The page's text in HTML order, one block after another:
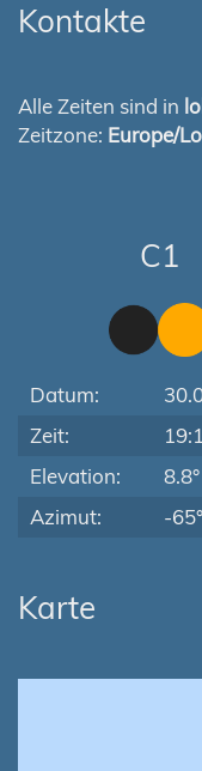
Kontakte
Alle Zeiten sind in
Zeitzone: Europe/
C1
Datum:
Zeit:
Elevation:
8.8°
Azimut:
-65°
Karte